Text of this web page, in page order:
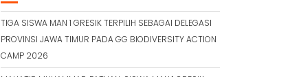
TIGA SISWA MAN 1 GRESIK TERPILIH SEBAGAI DELEGASI
PROVINSI JAWA TIMUR PADA GG BIODIVERSITY ACTION
CAMP 2026